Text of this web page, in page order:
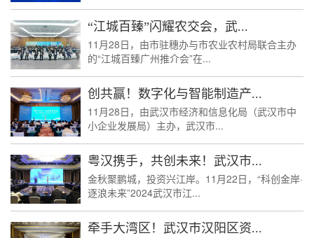
“江城百臻”闪耀农交会，武...
11月28日，由市驻穗办与市农业农村局联合主办
的“江城百臻广州推介会”在...
创共赢！数字化与智能制造产...
11月28日，由武汉市经济和信息化局（武汉市中
小企业发展局）主办，武汉市...
粤汉携手，共创未来！武汉市...
金秋聚鹏城，投资兴江岸。11月22日，“科创金岸·
逐浪未来”2024武汉市江...
牵手大湾区！武汉市汉阳区资...